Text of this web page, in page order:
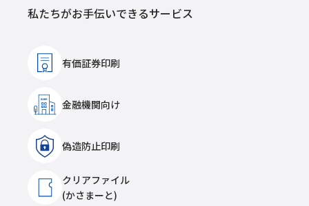
私たちがお手伝いできるサービス
有価証券印刷
金融機関向け
偽造防止印刷
クリアファイル
(かさまーと)